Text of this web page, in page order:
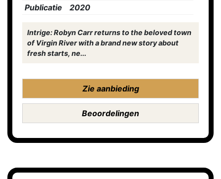
Publicatie
2020
Intrige: Robyn Carr returns to the beloved town
of Virgin River with a brand new story about
fresh starts, ne...
Zie aanbieding
Beoordelingen